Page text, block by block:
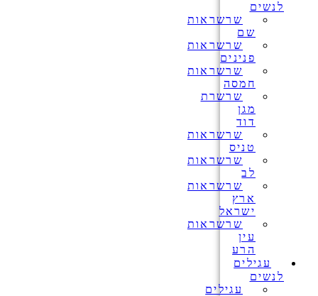
לנשים
שרשראות
שם
שרשראות
פנינים
שרשראות
חמסה
שרשרת
מגן
דוד
שרשראות
טניס
שרשראות
לב
שרשראות
ארץ
ישראל
שרשראות
עין
הרע
עגילים
לנשים
עגילים